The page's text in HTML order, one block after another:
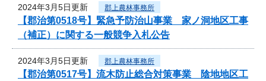
2024年3月5日更新 郡上農林事務所
【郡治第0518号】緊急予防治山事業 家ノ洞地区工事
（補正）に関する一般競争入札公告
2024年3月5日更新 郡上農林事務所
【郡治第0517号】流木防止総合対策事業 陰地地区工